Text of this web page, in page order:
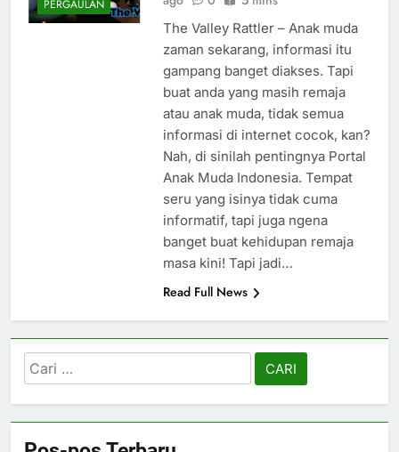
PERGAULAN
The Valley Rattler – Anak muda
zaman sekarang, informasi itu
gampang banget diakses. Tapi
buat anda yang masih remaja
atau anak muda, tidak semua
informasi di internet cocok, kan?
Nah, di sinilah pentingnya Portal
Anak Muda Indonesia. Tempat
seru yang isinya tidak cuma
informatif, tapi juga ngena
banget buat kehidupan remaja
masa kini! Tapi jadi…
Read Full News
Cari
untuk: